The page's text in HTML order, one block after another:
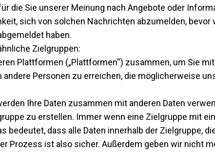
die Sie unserer Meinung nach Angebote oder
sich von solchen Nachrichten abzumelden,
haben.
Zielgruppen:
Plattformen („Plattformen“) zusammen, um Sie
Personen zu erreichen, die möglicherweise
Ihre Daten zusammen mit anderen Daten
zu erstellen. Immer wenn eine Zielgruppe mit
bedeutet, dass alle Daten innerhalb der Zielgruppe,
Prozess ist also sicher. Außerdem geben wir nicht